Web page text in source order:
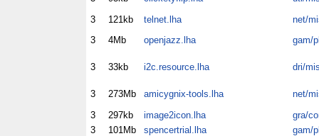
3
121kb telnet.lha
net/
3
4Mb openjazz.lha gam/
3 33kb i2c.resource.lha dri/
3 273Mb amicygnix-tools.lha
net/
3
297kb image2icon.lha
gra/
3
101Mb spencertrial.lha
gam/